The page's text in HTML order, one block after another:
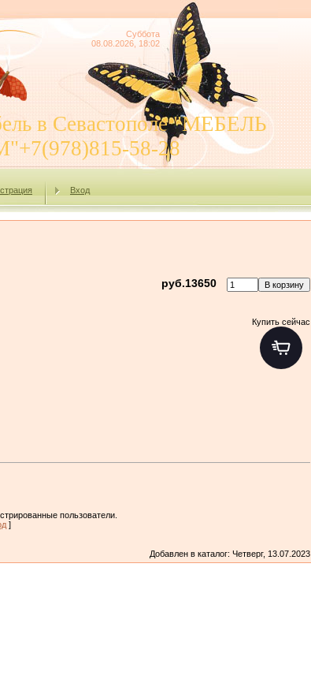
Суббота
08.08.2026, 18:02
в Севастополе "МЕБЕЛЬ
58-28
Вход
руб.13650
Купить сейчас
пользователи.
]
Добавлен в каталог: Четверг, 13.07.2023